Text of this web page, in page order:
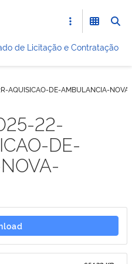
de Licitação e Contratação
AQUISICAO-DE-AMBULANCIA-
22-
DE-